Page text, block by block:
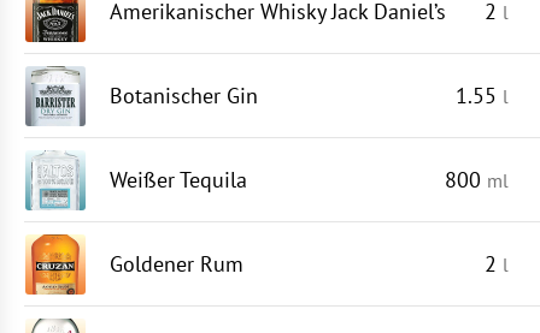
Amerikanischer Whisky Jack Daniel’s 2 l
Botanischer Gin 1.55 l
Weißer Tequila 800 ml
Goldener Rum 2 l